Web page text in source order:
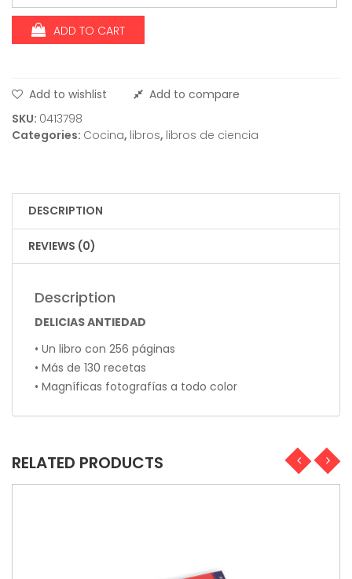
ADD TO CART
Add to wishlist
Add to compare
SKU: 0413798
Categories: Cocina, libros, libros de ciencia
DESCRIPTION
REVIEWS (0)
Description
DELICIAS ANTIEDAD
• Un libro con 256 páginas
• Más de 130 recetas
• Magníficas fotografías a todo color
RELATED PRODUCTS